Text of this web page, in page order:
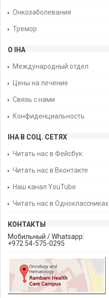
Онкозаболевания
Тремор
О IHA
Международный отдел
Цены на лечение
Связь с нами
Конфиденциальность
IHA В СОЦ. СЕТЯХ
Читать нас в Фейсбук
Читать нас в Вконтакте
Наш канал YouTube
Читать нас в Одноклассниках
КОНТАКТЫ
Мобильный / Whatsapp:
+972 54-575-0295